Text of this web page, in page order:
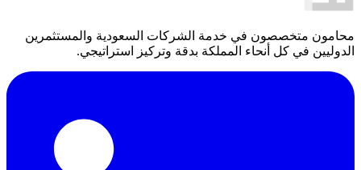
محامون متخصصون في خدمة الشركات السعودية والمستثمرين
الدوليين في كل أنحاء المملكة بدقة وتركيز استراتيجي.